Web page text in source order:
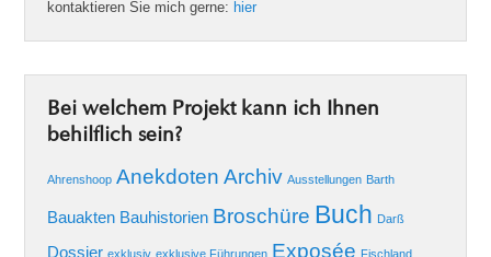
kontaktieren Sie mich gerne: hier
Bei welchem Projekt kann ich Ihnen
behilflich sein?
Ahrenshoop Anekdoten Archiv Ausstellungen Barth
Bauakten Bauhistorien Broschüre Buch Darß
Dossier exklusiv exklusive Führungen Exposée Fischland